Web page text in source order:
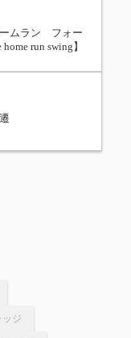
ムラン フォー
run swing】
ッジ